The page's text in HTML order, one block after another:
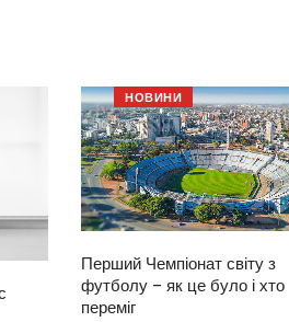
НОВИНИ
Перший Чемпіонат світу з
футболу – як це було і хто
переміг